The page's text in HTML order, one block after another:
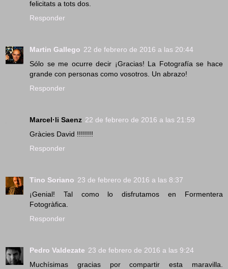
felicitats a tots dos.
Responder
Martin Gallego 22 de febrero de 2016 a las 20:44
Sólo se me ocurre decir ¡Gracias! La Fotografía se hace
grande con personas como vosotros. Un abrazo!
Responder
Marcel·li Saenz 22 de febrero de 2016 a las 21:59
Gràcies David !!!!!!!!
Responder
Tino Soriano 23 de febrero de 2016 a las 8:37
¡Genial! Tal como lo disfrutamos en Formentera
Fotogràfica.
Responder
Pedro Valdezate 23 de febrero de 2016 a las 9:24
Muchísimas gracias por compartir esta maravilla.